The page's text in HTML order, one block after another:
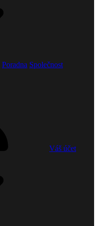
Poradna Společnost
Váš účet